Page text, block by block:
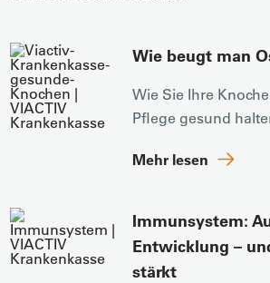
Wie beugt man
Wie Sie Ihre
Pflege gesund
Mehr lesen
Immunsystem:
Entwicklung –
stärkt